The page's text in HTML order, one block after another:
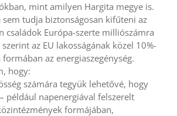
mint amilyen Hargita megye is.
sem tudja biztonságosan kifűteni az
családok Európa-szerte milliószámra
az EU lakosságának közel 10%-
az energiaszegénység.
hogy:
számára tegyük lehetővé, hogy
például napenergiával felszerelt
formájában,